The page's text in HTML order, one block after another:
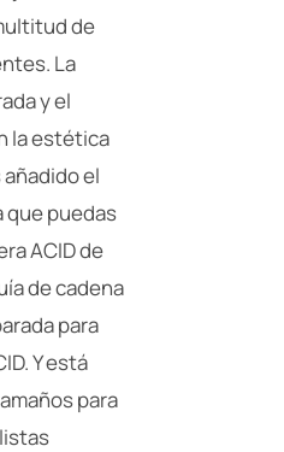
de
La
y el
la estética
el
que puedas
ACID de
de cadena
para
Y está
para